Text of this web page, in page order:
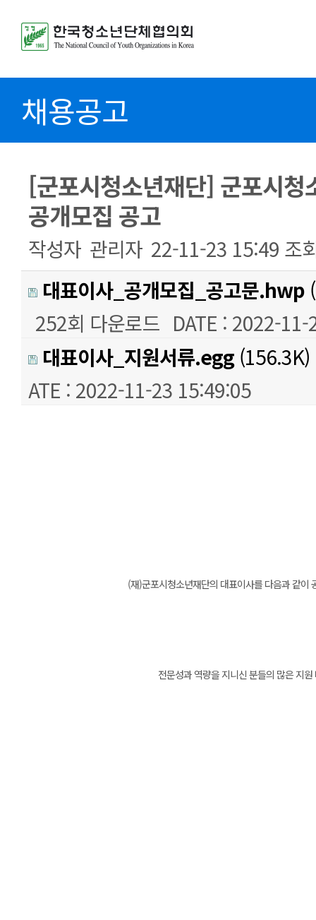
채용공고
[군포시청소년재단] 군포시청
공개모집 공고
작성자 관리자 22-11-23 15:49 조
대표이사_공개모집_공고문.hwp
252회 다운로드 DATE : 2022-
대표이사_지원서류.egg (156.3K)
ATE : 2022-11-23 15:49:05
(재)군포시청소년재단의 대표이사를 다음과 같이
전문성과 역량을 지니신 분들의 많은 지원